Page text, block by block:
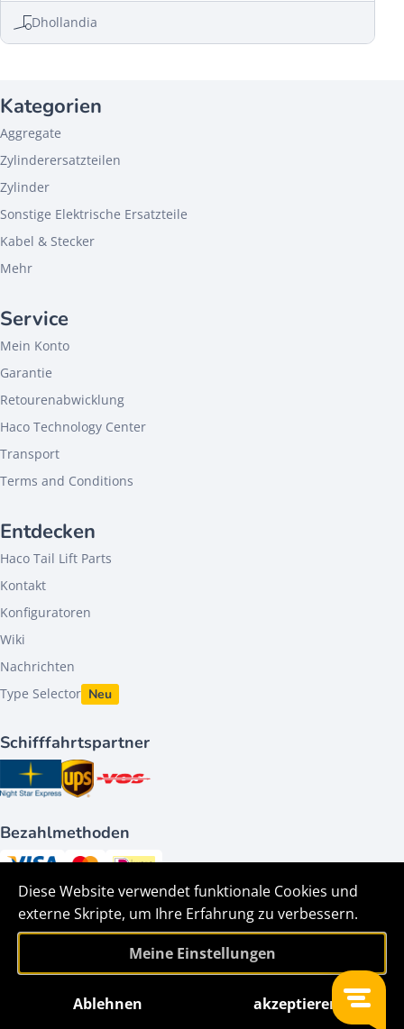
Diese Website verwendet funktionale Cookies und
externe Skripte, um Ihre Erfahrung zu verbessern.
Meine Einstellungen
Ablehnen akzeptieren
Dhollandia
Kategorien
Aggregate
Zylinderersatzteilen
Zylinder
Sonstige Elektrische Ersatzteile
Kabel & Stecker
Mehr
Service
Mein Konto
Garantie
Retourenabwicklung
Haco Technology Center
Transport
Terms and Conditions
Entdecken
Haco Tail Lift Parts
Kontakt
Konfiguratoren
Wiki
Nachrichten
Type Selector Neu
Schifffahrtspartner
Bezahlmethoden
Folge uns auf
©2026 - HACO parts bv - Alle Rechte vorbehalten